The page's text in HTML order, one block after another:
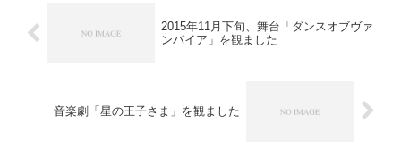
2015年11月下旬、舞台「ダンスオブヴァ
ンパイア」を観ました
音楽劇「星の王子さま」を観ました